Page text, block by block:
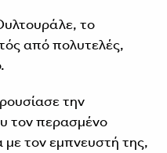
το
από πολυτελές,
την
τον περασμένο
τον εμπνευστή της,